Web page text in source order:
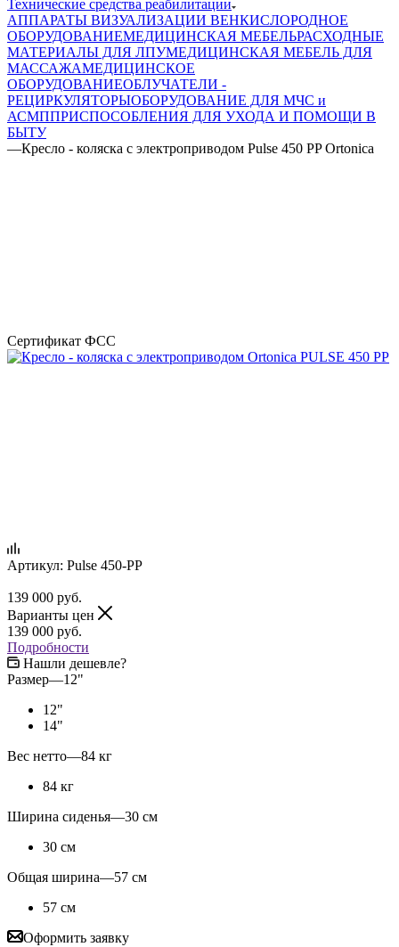
Технические средства реабилитации
АППАРАТЫ ВИЗУАЛИЗАЦИИ ВЕНКИСЛОРОДНОЕ
ОБОРУДОВАНИЕМЕДИЦИНСКАЯ МЕБЕЛЬРАСХОДНЫЕ
МАТЕРИАЛЫ ДЛЯ ЛПУМЕДИЦИНСКАЯ МЕБЕЛЬ ДЛЯ
МАССАЖАМЕДИЦИНСКОЕ
ОБОРУДОВАНИЕОБЛУЧАТЕЛИ -
РЕЦИРКУЛЯТОРЫОБОРУДОВАНИЕ ДЛЯ МЧС и
АСМППРИСПОСОБЛЕНИЯ ДЛЯ УХОДА И ПОМОЩИ В
БЫТУ
—Кресло - коляска с электроприводом Pulse 450 PP Ortonica
Сертификат ФСС
Артикул: Pulse 450-PP
139 000 руб.
Варианты цен
139 000 руб.
Подробности
Нашли дешевле?
Размер—12"
12"
14"
Вес нетто—84 кг
84 кг
Ширина сиденья—30 см
30 см
Общая ширина—57 см
57 см
Оформить заявку